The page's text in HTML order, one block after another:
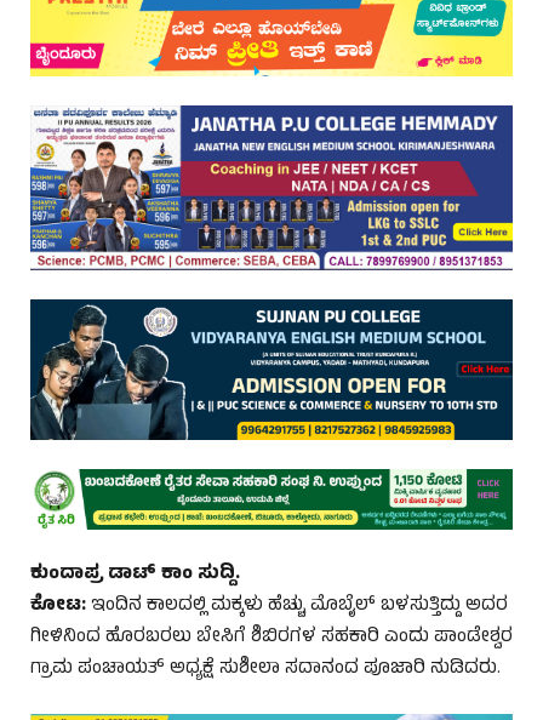
ಕುಂದಾಪ್ರ ಡಾಟ್‌ ಕಾಂ ಸುದ್ದಿ.
ಕೋಟ:ಇಂದಿನ ಕಾಲದಲ್ಲಿ ಮಕ್ಕಳು ಹೆಚ್ಚು ಮೊಬೈಲ್ ಬಳಸುತ್ತಿದ್ದು ಅದರ
ಗೀಳಿನಿಂದ ಹೊರಬರಲು ಬೇಸಿಗೆ ಶಿಬಿರಗಳ ಸಹಕಾರಿ ಎಂದು ಪಾಂಡೇಶ್ವರ
ಗ್ರಾಮ ಪಂಚಾಯತ್ ಅಧ್ಯಕ್ಷೆ ಸುಶೀಲಾ ಸದಾನಂದ ಪೂಜಾರಿ ನುಡಿದರು.